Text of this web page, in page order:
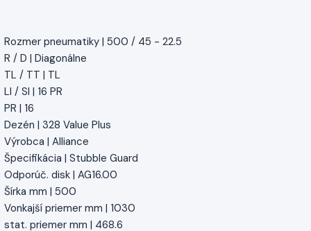
Rozmer pneumatiky | 500 / 45 - 22.5
R / D | Diagonálne
TL / TT | TL
LI / SI | 16 PR
PR | 16
Dezén | 328 Value Plus
Výrobca | Alliance
Špecifikácia | Stubble Guard
Odporúč. disk | AG16.00
Šírka mm | 500
Vonkajší priemer mm | 1030
stat. priemer mm | 468.6